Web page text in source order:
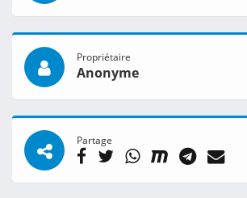
Propriétaire
Anonyme
Partage